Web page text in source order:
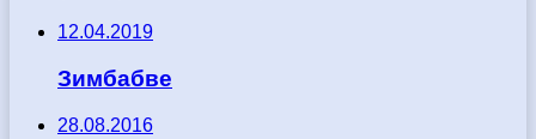
12.04.2019
Зимбабве
28.08.2016